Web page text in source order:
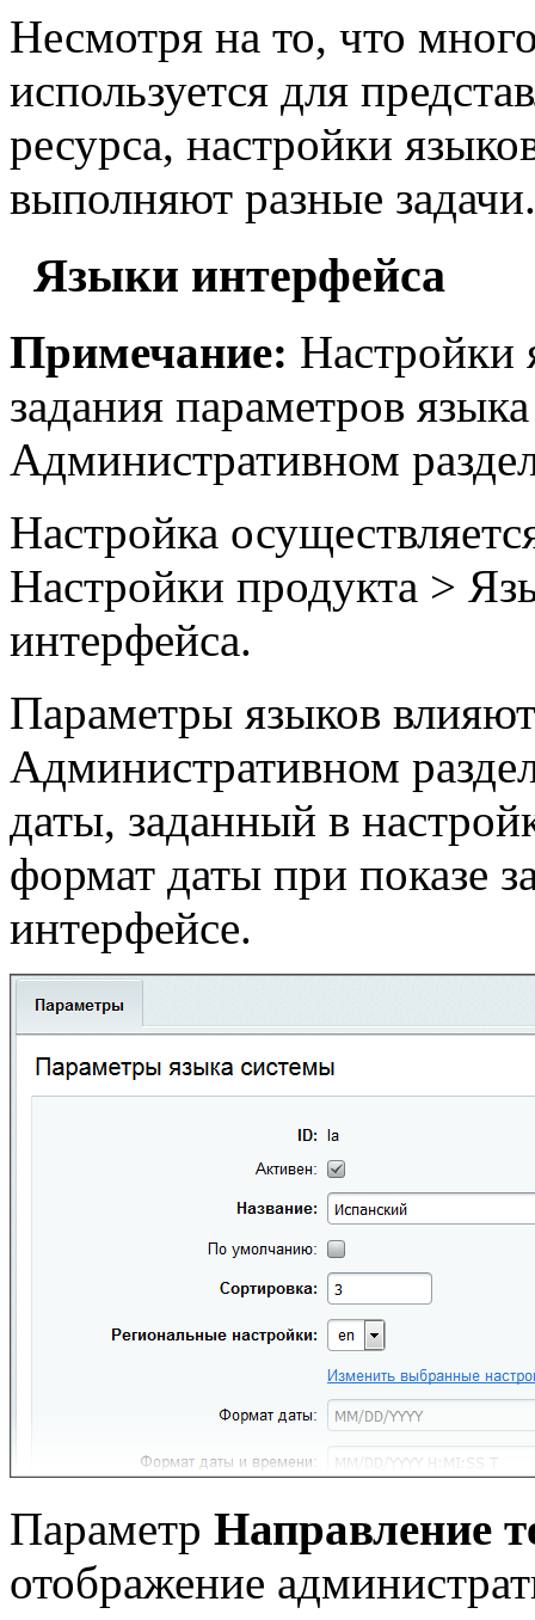
Несмотря на то, что
используется для
ресурса, настройки
выполняют разные задачи.
Языки интерфейса
Примечание: Настройки
задания параметров
Административном
Настройка
Настройки продукта >
интерфейса.
Параметры языков
Административном
даты, заданный в
формат даты при показе
интерфейсе.
Параметр Направление
отображение